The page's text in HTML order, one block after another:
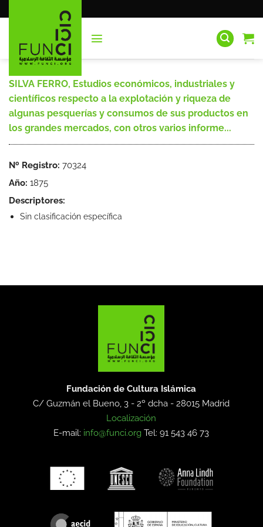
al
SILVA FERRO, Estudios económicos, industriales y
científicos respecto a la explotación y riqueza de
algunas pesquerías y consumos de sus productos en
los grandes mercados, con otros varios informe...
Nº Registro: 70324
Año: 1875
Descriptores:
Sin clasificación específica
Fundación de Cultura Islámica
C/ Guzmán el Bueno, 3 - 2º dcha -28015 Madrid
Localización
E-mail: info@funci.org Tel: 91 543 46 73